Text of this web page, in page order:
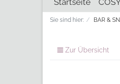
Startseite
Sie sind hier: BAR &
Zur Übersicht